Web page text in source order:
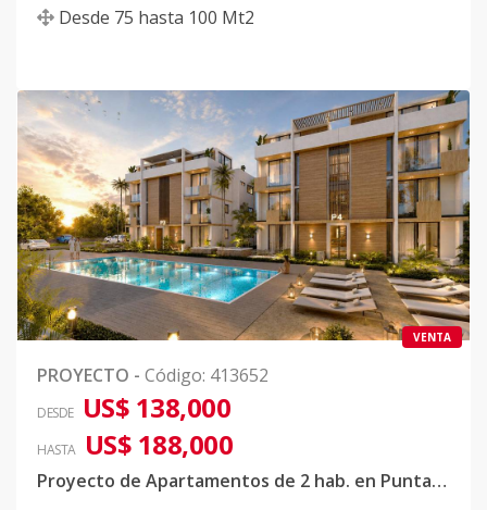
Desde 75 hasta 100 Mt2
VENTA
PROYECTO - Código: 413652
DESDE US$ 138,000
HASTA US$ 188,000
Proyecto de Apartamentos de 2 hab. en Punta Cana